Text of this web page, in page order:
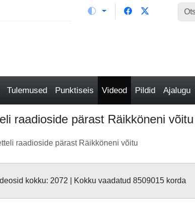
Tulemused Punktiseis Videod Pildid Ajalugu
raadioside pärast Räikköneni
raadioside pärast Räikköneni võitu
kokku: 2072 | Kokku vaadatud 8509015 korda